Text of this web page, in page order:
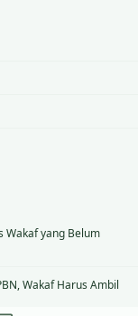
Wakaf yang Belum
Wakaf Harus Ambil